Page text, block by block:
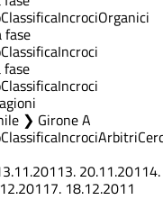
ClassificaIncrociOrganici
fase
ClassificaIncroci
fase
ClassificaIncroci
❯ Girone A
ClassificaIncrociArbitri
3. 20.11.20114.
7. 18.12.2011